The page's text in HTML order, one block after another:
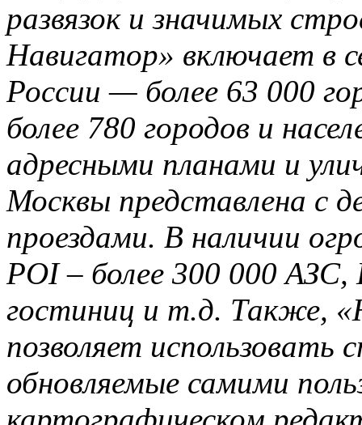
развязок и значимых
Навигатор» включает в
России — более 63 000
более 780 городов и
адресными планами и
Москвы представлена с
проездами. В наличии
POI – более 300 000
гостиниц и т.д. Также,
позволяет использовать
обновляемые самими